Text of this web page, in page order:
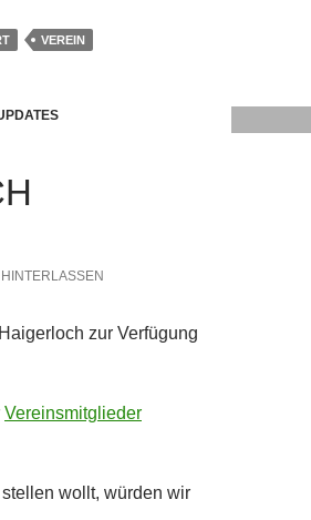
VEREIN
zur Verfügung
Vereinsmitglieder
wollt, würden wir